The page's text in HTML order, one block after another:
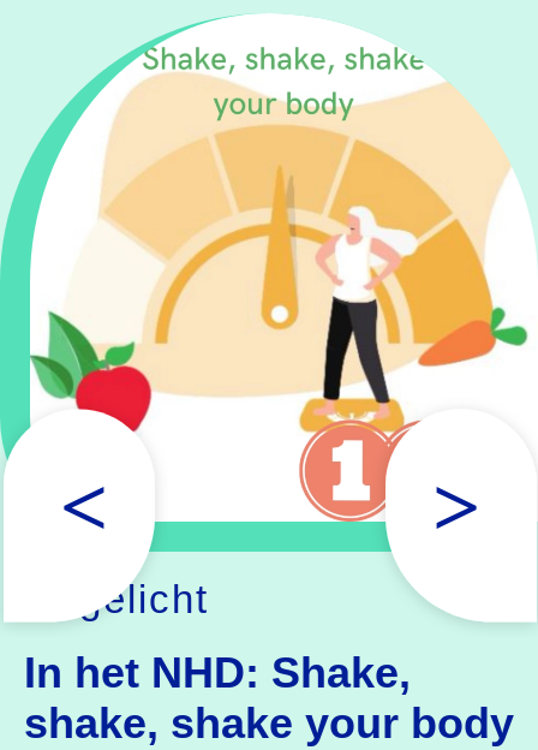
Uitgelicht
In het NHD: Shake,
shake, shake your body